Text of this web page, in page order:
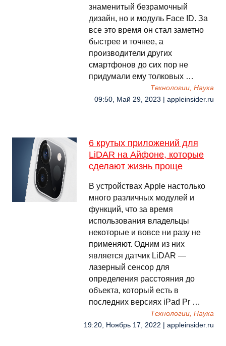
знаменитый безрамочный
дизайн, но и модуль Face ID. За
все это время он стал заметно
быстрее и точнее, а
производители других
смартфонов до сих пор не
придумали ему толковых …
Технологии, Наука
09:50, Май 29, 2023 | appleinsider.ru
6 крутых приложений для
LiDAR на Айфоне, которые
сделают жизнь проще
В устройствах Apple настолько
много различных модулей и
функций, что за время
использования владельцы
некоторые и вовсе ни разу не
применяют. Одним из них
является датчик LiDAR —
лазерный сенсор для
определения расстояния до
объекта, который есть в
последних версиях iPad Pr …
Технологии, Наука
19:20, Ноябрь 17, 2022 | appleinsider.ru